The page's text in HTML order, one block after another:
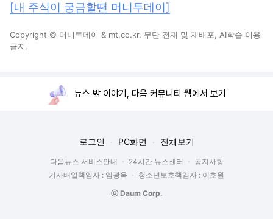
[내 주식이 궁금할땐 머니투데이]
Copyright © 머니투데이 & mt.co.kr. 무단 전재 및 재배포, AI학습 이용
금지.
뉴스 밖 이야기, 다음 커뮤니티 웹에서 보기
로그인 PC화면 전체보기
다음뉴스 서비스안내 24시간 뉴스센터
공지사항
기사배열책임자 : 임광욱
청소년보호책임자 : 이호원
ⓒ Daum Corp.